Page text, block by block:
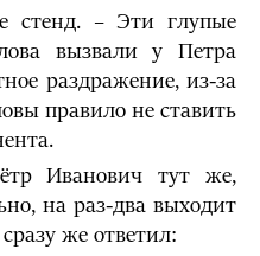
стенд. – Эти глупые
вызвали у Петра
раздражение, из-за
правило не ставить
Иванович тут же,
на раз-два выходит
же ответил: